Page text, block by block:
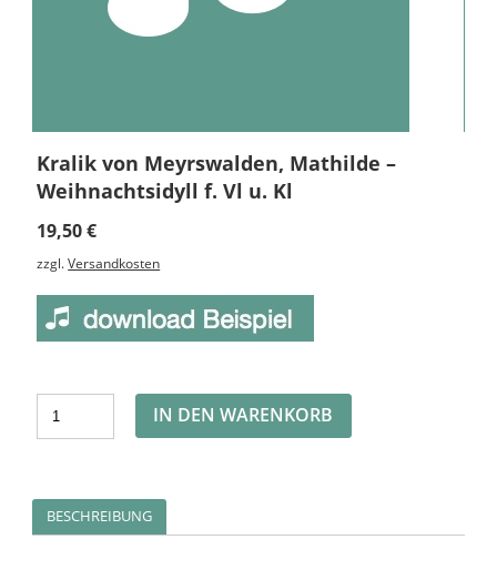
Kralik von Meyrswalden, Mathilde –
Weihnachtsidyll f. Vl u. Kl
19,50€
zzgl.Versandkosten
IN DEN WARENKORB
BESCHREIBUNG